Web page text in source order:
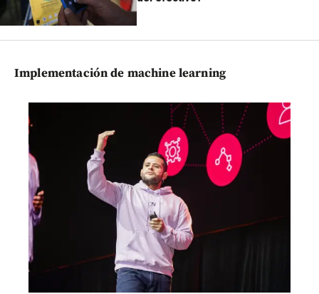
Implementación de machine learning